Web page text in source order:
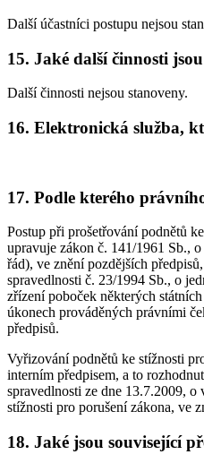
Další účastníci postupu nejsou
15. Jaké další činnosti
Další činnosti nejsou stanoveny.
16. Elektronická služba,
17. Podle kterého
Postup při prošetřování podnětů
upravuje zákon č. 141/1961 Sb.,
řád), ve znění pozdějších
spravedlnosti č. 23/1994 Sb., o
zřízení poboček některých
úkonech prováděných právními
předpisů.
Vyřizování podnětů ke stížnosti
interním předpisem, a to
spravedlnosti ze dne 13.7.2009,
stížnosti pro porušení zákona, ve
18. Jaké jsou související